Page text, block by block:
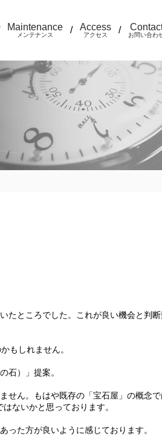
Maintenance
メンテナンス / Access
アクセス / お問い合わ
たところでした。これが良い機会と判断
もしれません。
石）」提案。
ん。もはや既存の「宝石屋」の概念で
ないかと思っております。
った方が良いように感じております。